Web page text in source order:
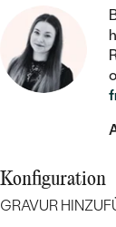
MIT
IM SET
LAB
FARBIGE
MIT
NACH
GOLD
KINDER
MIT
KETTEN
MIT
Konfiguration
GRAVUR